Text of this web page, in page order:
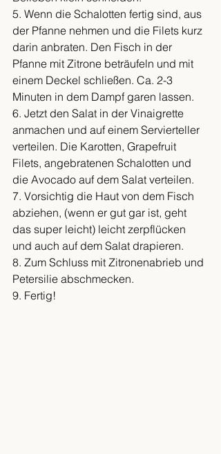
5. Wenn die Schalotten fertig sind, aus
der Pfanne nehmen und die Filets kurz
darin anbraten. Den Fisch in der
Pfanne mit Zitrone beträufeln und mit
einem Deckel schließen. Ca. 2-3
Minuten in dem Dampf garen lassen.
6. Jetzt den Salat in der Vinaigrette
anmachen und auf einem Servierteller
verteilen. Die Karotten, Grapefruit
Filets, angebratenen Schalotten und
die Avocado auf dem Salat verteilen.
7. Vorsichtig die Haut von dem Fisch
abziehen, (wenn er gut gar ist, geht
das super leicht) leicht zerpflücken
und auch auf dem Salat drapieren.
8. Zum Schluss mit Zitronenabrieb und
Petersilie abschmecken.
9. Fertig!